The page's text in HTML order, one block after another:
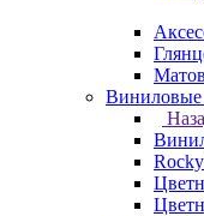
Виниловые